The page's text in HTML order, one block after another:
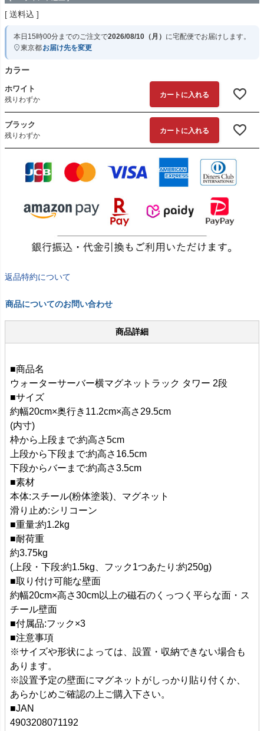
送料込
本日 15時00分までのご注文で2026/08/10（月） に宅配便でお届けします。
東京都お届け先を変更
カラー
ホワイト
残りわずか
カートに入れる
ブラック
残りわずか
カートに入れる
返品特約について
商品についてのお問い合わせ
商品詳細
■商品名
ウォーターサーバー横マグネットラック タワー 2段
■サイズ
約幅20cm×奥行き11.2cm×高さ29.5cm
(内寸)
枠から上段まで:約高さ5cm
上段から下段まで:約高さ16.5cm
下段からバーまで:約高さ3.5cm
■素材
本体:スチール(粉体塗装)、マグネット
滑り止め:シリコーン
■重量:約1.2kg
■耐荷重
約3.75kg
(上段・下段:約1.5kg、フック1つあたり:約250g)
■取り付け可能な壁面
約幅20cm×高さ30cm以上の磁石のくっつく平らな面・ス
チール壁面
■付属品:フック×3
■注意事項
※サイズや形状によっては、設置・収納できない場合も
あります。
※設置予定の壁面にマグネットがしっかり貼り付くか、
あらかじめご確認の上ご購入下さい。
■JAN
4903208071192